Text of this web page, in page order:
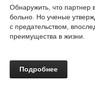
Обнаружить, что партнер
больно. Но ученые
с предательством,
преимущества в жизни.
Подробнее